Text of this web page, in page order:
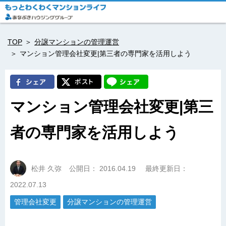
TOP
分譲マンションの管理運営
マンション管理会社変更|第三者の専門家を活用しよう
マンション管理会社変更|第三
者の専門家を活用しよう
松井 久弥 公開日： 2016.04.19
最終更新日：
2022.07.13
管理会社変更 分譲マンションの管理運営